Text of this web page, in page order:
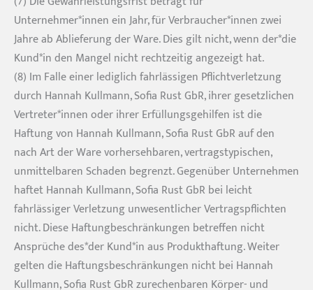
Unternehmer*innen ein Jahr, für Verbraucher*innen zwei
Jahre ab Ablieferung der Ware. Dies gilt nicht, wenn der*die
Kund*in den Mangel nicht rechtzeitig angezeigt hat.
(8) Im Falle einer lediglich fahrlässigen Pflichtverletzung
durch Hannah Kullmann, Sofia Rust GbR, ihrer gesetzlichen
Vertreter*innen oder ihrer Erfüllungsgehilfen ist die
Haftung von Hannah Kullmann, Sofia Rust GbR auf den
nach Art der Ware vorhersehbaren, vertragstypischen,
unmittelbaren Schaden begrenzt. Gegenüber Unternehmen
haftet Hannah Kullmann, Sofia Rust GbR bei leicht
fahrlässiger Verletzung unwesentlicher Vertragspflichten
nicht. Diese Haftungbeschränkungen betreffen nicht
Ansprüche des*der Kund*in aus Produkthaftung. Weiter
gelten die Haftungsbeschränkungen nicht bei Hannah
Kullmann, Sofia Rust GbR zurechenbaren Körper- und